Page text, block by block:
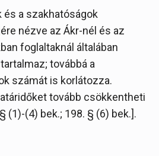
és a szakhatóságok
nézve az Ákr-nél és az
foglaltaknál általában
továbbá a
számát is korlátozza.
tovább csökkentheti
(1)-(4) bek.; 198. § (6) bek.].